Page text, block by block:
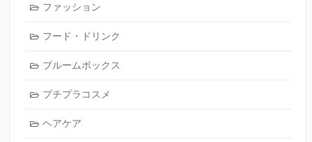
ファッション
フード・ドリンク
ブルームボックス
プチプラコスメ
ヘアケア